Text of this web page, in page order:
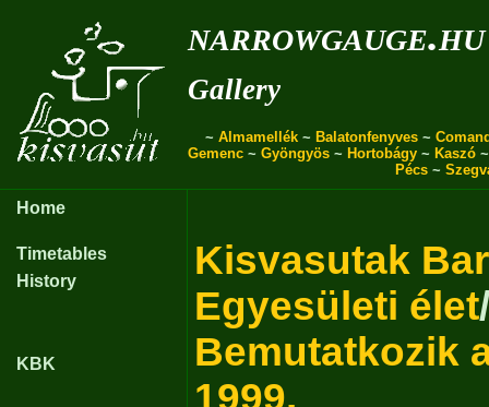
narrowgauge.hu
Gallery
~ Almamellék ~ Balatonfenyves ~
Gemenc ~ Gyöngyös ~ Hortobágy ~ Kaszó
Pécs ~
Home
Timetables
History
KBK
Kisvasutak
Egyesületi élet/
Bemutatkozik
1999.